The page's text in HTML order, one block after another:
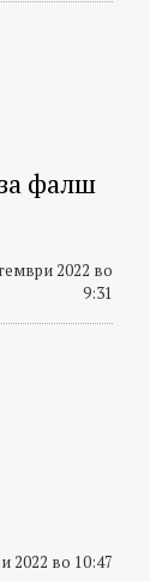
фалш
2022 во
9:31
2022 во 10:47